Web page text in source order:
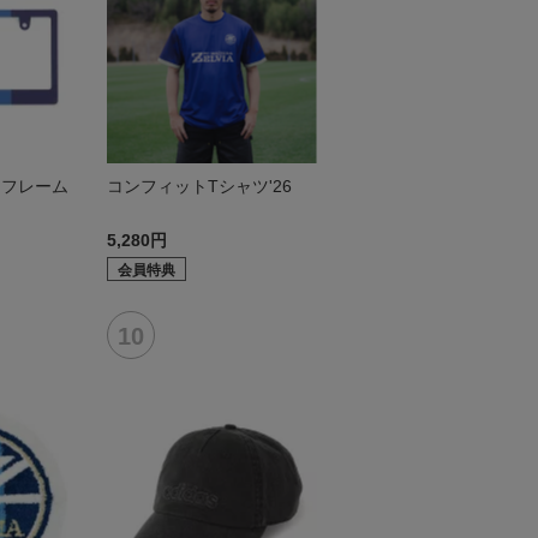
レーム コンフィットTシャツ'26
5,280円
会員特典